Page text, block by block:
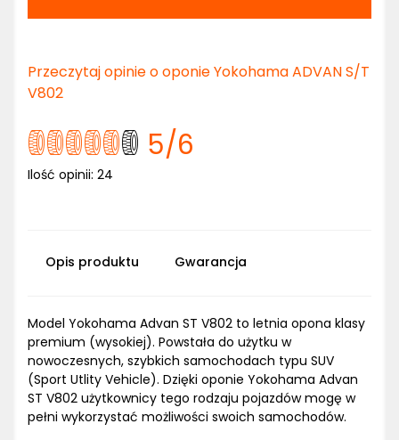
Przeczytaj opinie o oponie Yokohama ADVAN S/T
V802
5/6
Ilość opinii: 24
Opis produktu Gwarancja
Model Yokohama Advan ST V802 to letnia opona klasy
premium (wysokiej). Powstała do użytku w
nowoczesnych, szybkich samochodach typu SUV
(Sport Utlity Vehicle). Dzięki oponie Yokohama Advan
ST V802 użytkownicy tego rodzaju pojazdów mogę w
pełni wykorzystać możliwości swoich samochodów.